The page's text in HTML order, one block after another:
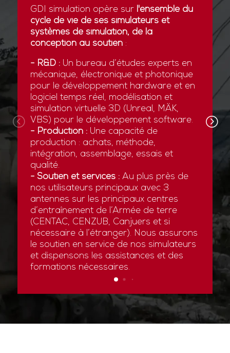
GDI simulation opère sur l'ensemble du
cycle de vie de ses simulateurs et
systèmes de simulation, de la
conception au soutien:
- R&D :Un bureau d’études experts en
mécanique, électronique et photonique
pour le développement hardware et en
logiciel temps réel, modélisation et
simulation virtuelle 3D (Unreal, MÄK,
VBS) pour le développement software.
- Production :Une capacité de
production : achats, méthode,
intégration, assemblage, essais et
qualité.
- Soutien et services :Au plus près de
nos utilisateurs principaux avec 3
antennes sur les principaux centres
d’entraînement de l’Armée de terre
(CENTAC, CENZUB, Canjuers et si
nécessaire à l’étranger). Nous assurons
le soutien en service de nos simulateurs
et dispensons les assistances et des
formations nécessaires.